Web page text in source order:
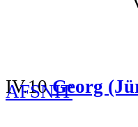
IV.10Georg
AFSNIT